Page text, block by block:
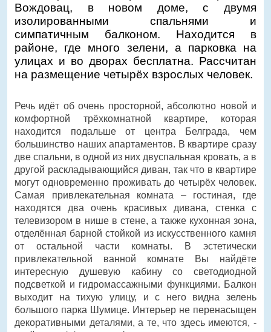
Вождовац, в новом доме, с двумя
изолированными спальнями и
симпатичным балконом. Находится в
районе, где много зелени, а парковка на
улицах и во дворах бесплатна. Рассчитан
на размещение четырёх взрослых человек.
Речь идёт об очень просторной, абсолютно новой и
комфортной трёхкомнатной квартире, которая
находится подальше от центра Белграда, чем
большинство наших апартаментов. В квартире сразу
две спальни, в одной из них двуспальная кровать, а в
другой раскладывающийся диван, так что в квартире
могут одновременно проживать до четырёх человек.
Самая привлекательная комната – гостиная, где
находятся два очень красивых дивана, стенка с
телевизором в нише в стене, а также кухонная зона,
отделённая барной стойкой из искусственного камня
от остальной части комнаты. В эстетически
привлекательной ванной комнате Вы найдёте
интересную душевую кабину со светодиодной
подсветкой и гидромассажными функциями. Балкон
выходит на тихую улицу, и с него видна зелень
большого парка Шумице. Интерьер не перенасыщен
декоративными деталями, а те, что здесь имеются, -